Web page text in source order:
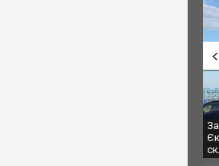
За 2000 кілометрів від кордону з Україною: в
Єкатеринбурзі після атаки дронів загорівся